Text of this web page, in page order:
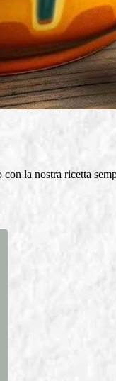
la nostra ricetta